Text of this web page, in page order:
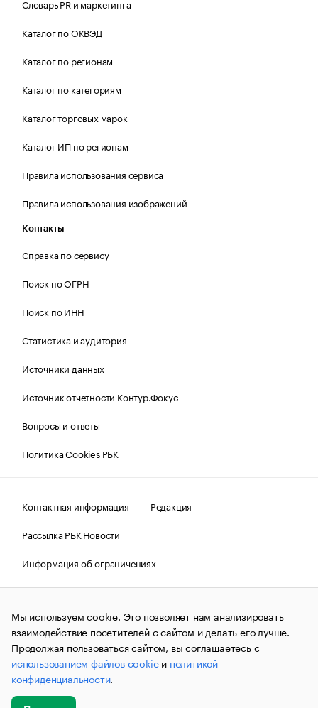
Словарь PR и маркетинга
Каталог по ОКВЭД
Каталог по регионам
Каталог по категориям
Каталог торговых марок
Каталог ИП по регионам
Правила использования сервиса
Правила использования изображений
Контакты
Справка по сервису
Поиск по ОГРН
Поиск по ИНН
Статистика и аудитория
Источники данных
Источник отчетности Контур.Фокус
Вопросы и ответы
Политика Cookies РБК
Контактная информация
Редакция
Рассылка РБК Новости
Информация об ограничениях
Правовая информация
О соблюдении авторских прав
© АО «РОСБИЗНЕСКОНСАЛТИНГ»,1995–2026.Сообщения
и материалы информационного агентства «РБК»
(зарегистрировано Федеральной службой по надзору в сфере
связи, информационных технологий и массовых
коммуникаций (Роскомнадзор) 09.12.2015 за номером ИА
№ФС77-63848) сопровождаются пометкой «РБК». Отдельные
публикации могут содержать информацию,
не предназначенную для пользователей
Мы используем cookie. Это позволяет нам анализировать
взаимодействие посетителей с сайтом и делать его лучше.
Продолжая пользоваться сайтом, вы соглашаетесь с
использованием файлов cookieи политикой
конфиденциальности.